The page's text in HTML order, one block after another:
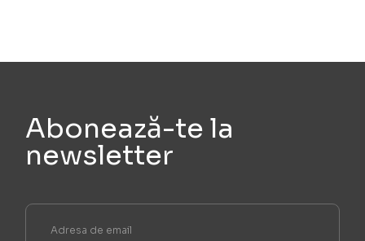
Abonează-te la
newsletter